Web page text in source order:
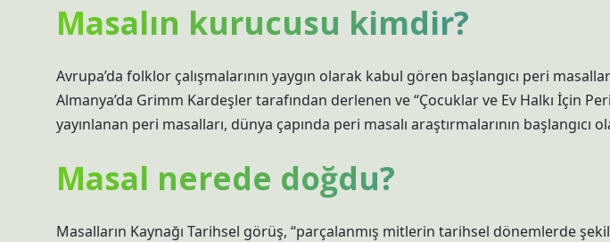
Masalın kurucusu kimdir?
Avrupa’da folklor çalışmalarının yaygın olarak kabul gören başlangıcı peri
Almanya’da Grimm Kardeşler tarafından derlenen ve “Çocuklar ve Ev Halkı İçin Peri
yayınlanan peri masalları, dünya çapında peri masalı araştırmalarının başlangıcı
Masal nerede doğdu?
Masalların Kaynağı Tarihsel görüş, “parçalanmış mitlerin tarihsel dönemlerde